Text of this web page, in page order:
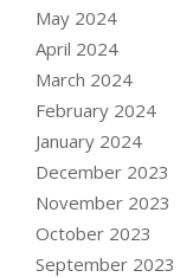
May 2024
April 2024
March 2024
February 2024
January 2024
December 2023
November 2023
October 2023
September 2023